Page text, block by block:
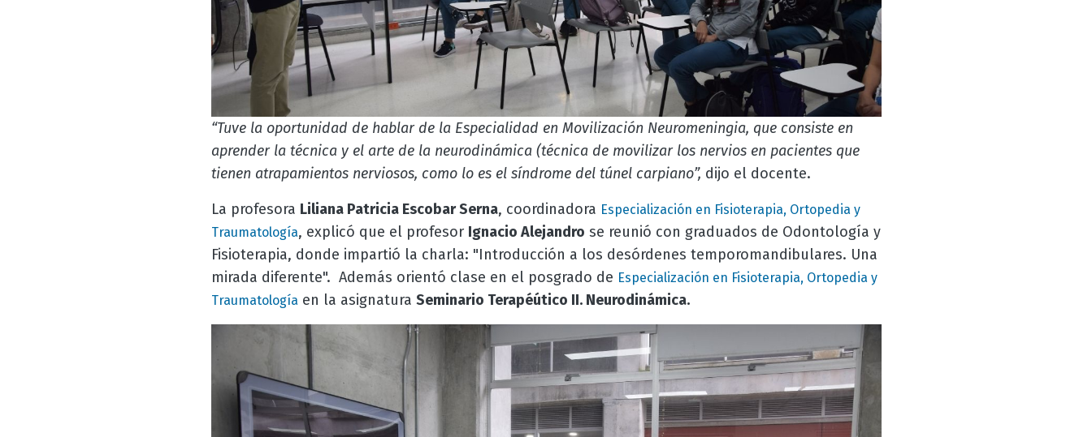
“Tuve la oportunidad de hablar de la Especialidad en Movilización Neuromeningia, que consiste en
aprender la técnica y el arte de la neurodinámica (técnica de movilizar los nervios en pacientes que
tienen atrapamientos nerviosos, como lo es el síndrome del túnel carpiano”, dijo el docente.
La profesora Liliana Patricia Escobar Serna, coordinadora Especialización en Fisioterapia, Ortopedia y
Traumatología, explicó que el profesor Ignacio Alejandro se reunió con graduados de Odontología y
Fisioterapia, donde impartió la charla: "Introducción a los desórdenes temporomandibulares. Una
mirada diferente". Además orientó clase en el posgrado de Especialización en Fisioterapia, Ortopedia y
Traumatologíaen la asignatura Seminario Terapéútico II. Neurodinámica.